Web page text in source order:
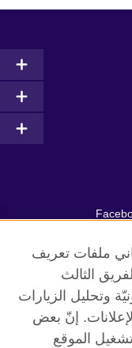
ملفات تعريف
الثالث
وتحليل الزيارات
إنّ بعض
الموقع